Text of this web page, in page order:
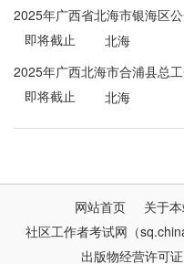
2025年广西省北海市银海区
即将截止
北海
2025年广西北海市合浦县总
即将截止
北海
网站首页 关于
社区工作者考试网（
出版物经营许可